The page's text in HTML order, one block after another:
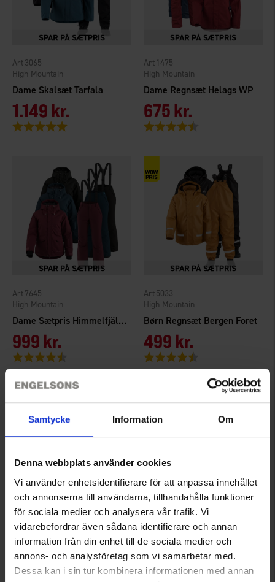
Samtycke Information Om
Denna webbplats använder cookies
Vi använder enhetsidentifierare för att anpassa innehållet
och annonserna till användarna, tillhandahålla funktioner
för sociala medier och analysera vår trafik. Vi
vidarebefordrar även sådana identifierare och annan
information från din enhet till de sociala medier och
annons- och analysföretag som vi samarbetar med.
Dessa kan i sin tur kombinera informationen med annan
Dame Skal­sæt Tarfala
High Mountain
3065
1.149 kr.
Vurdering:
Dame Regnsæt Helags WP
High Mountain
1475
675 kr.
Vurdering:
Dame Sætpris Himmelfjäll WP
High Mountain
7645
999 kr.
Vurdering:
Børn Regnsæt Bergen Foret
High Mountain
5033
499 kr.
Vurdering:
Børn Regnsæt Glommen WP
High Mountain
7820
349 kr.
Herre Regnsæt Helags WP
High Mountain
1472
675 kr.